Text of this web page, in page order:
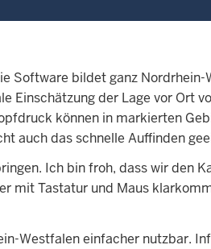
Software bildet ganz
Einschätzung der Lage vor Ort
können in markierten
auch das schnelle Auffinden
Ich bin froh, dass wir den
mit Tastatur und Maus
Westfalen einfacher nutzbar.